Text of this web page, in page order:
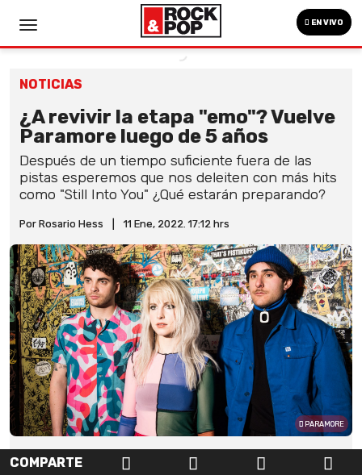
EN VIVO
NOTICIAS
¿A revivir la etapa "emo"? Vuelve
Paramore luego de 5 años
Después de un tiempo suficiente fuera de las
pistas esperemos que nos deleiten con más hits
como "Still Into You" ¿Qué estarán preparando?
Por Rosario Hess 11 Ene, 2022. 17:12 hrs
PARAMORE
COMPARTE